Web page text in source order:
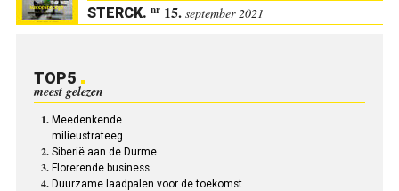
STERCK. nr15. september 2021
TOP5
meest gelezen
Meedenkende
milieustrateeg
Siberië aan de Durme
Florerende business
Duurzame laadpalen voor de toekomst